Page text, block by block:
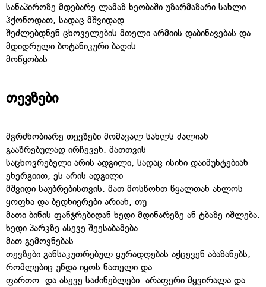
სანაპიროზე მდებარე ლამაზ ხეობაში უზარმაზარი სახლი
ჰქონოდათ, სადაც მშვიდად
შეძლებდნენ ცხოველების მთელი არმიის დაბინავებას და
მდიდრული ბოტანიკური ბაღის
მოწყობას.
თევზები
მგრძნობიარე თევზები მომავალ სახლს ძალიან
გააზრებულად ირჩევენ. მათთვის
საცხოვრებელი არის ადგილი, სადაც ისინი დაიმუხტებიან
ენერგიით, ეს არის ადგილი
მშვიდი საუბრებისთვის. მათ მოსწონთ წყალთან ახლოს
ყოფნა და ბედნიერები არიან, თუ
მათი ბინის ფანჯრებიდან ხედი მდინარეზე ან ტბაზე იშლება.
ხედი პარკზე ასევე შეესაბამება
მათ გემოვნებას.
თევზები განსაკუთრებულ ყურადღებას აქცევენ აბაზანებს,
რომლებიც უნდა იყოს ნათელი და
ფართო. და ასევე საძინებლები. არაფერი მყვირალა და